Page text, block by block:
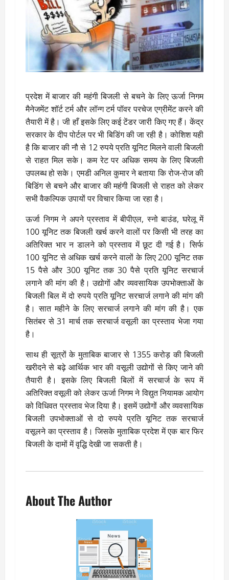
प्रदेश में बाजार की महंगी बिजली से बचने के लिए ऊर्जा निगम
मैनेजमेंट शॉर्ट टर्म और लॉन्ग टर्म पॉवर परचेज एग्रीमेंट करने की
तैयारी में है। जी हाँ इसके लिए कई टेंडर जारी किए गए हैं। केंद्र
सरकार के दीप पोर्टल पर भी बिडिंग की जा रही है। कोशिश यही
है कि बाजार की नौ से 12 रुपये प्रति यूनिट मिलने वाली बिजली
से राहत मिल सके। कम रेट पर अधिक समय के लिए बिजली
उपलब्ध हो सके। एमडी अनिल कुमार ने बताया कि रोज-रोज की
बिडिंग से बचने और बाजार की महंगी बिजली से राहत को लेकर
सभी वैकल्पिक उपायों पर विचार किया जा रहा है।
ऊर्जा निगम ने अपने प्रस्ताव में बीपीएल, स्नो बाउंड, घरेलू में
100 यूनिट तक बिजली खर्च करने वालों पर किसी भी तरह का
अतिरिक्त भार न डालने को प्रस्ताव में छूट दी गई है। सिर्फ
100 यूनिट से अधिक खर्च करने वालों के लिए 200 यूनिट तक
15 पैसे और 300 यूनिट तक 30 पैसे प्रति यूनिट सरचार्ज
लगाने की मांग की है। उद्योगों और व्यवसायिक उपभोक्ताओं के
बिजली बिल में दो रुपये प्रति यूनिट सरचार्ज लगाने की मांग की
है। सात महीने के लिए सरचार्ज लगाने की मांग की है। एक
सितंबर से 31 मार्च तक सरचार्ज वसूली का प्रस्ताव भेजा गया
है।
साथ ही सूत्रों के मुताबिक बाजार से 1355 करोड़ की बिजली
खरीदने से बढ़े आर्थिक भार की वसूली उद्योगों से किए जाने की
तैयारी है। इसके लिए बिजली बिलों में सरचार्ज के रूप में
अतिरिक्त वसूली को लेकर ऊर्जा निगम ने विद्युत नियामक आयोग
को विधिवत प्रस्ताव भेज दिया है। इसमें उद्योगों और व्यवसायिक
बिजली उपभोक्ताओं से दो रुपये प्रति यूनिट तक सरचार्ज
वसूलने का प्रस्ताव है। जिसके मुताबिक प्रदेश में एक बार फिर
बिजली के दामों में वृद्धि देखी जा सकती है।
About The Author